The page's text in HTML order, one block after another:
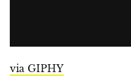
via GIPHY